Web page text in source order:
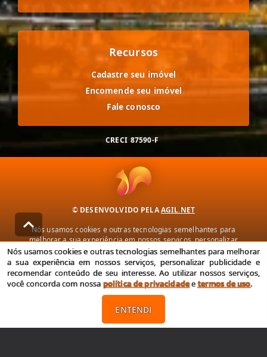
Recursos
Cadastre seu imóvel
Encomende seu imóvel
Fale conosco
CRECI 87590-F
© DESENVOLVIDO PELAAGIL.NET
Nós usamos cookies e outras tecnologias semelhantes para
melhorar a sua experiência em nossos serviços, personalizar
publicidade e recomendar conteúdo de seu interesse. Ao utilizar
nossos serviços, você concorda com nossa política de privacidade e
termos de uso.
Política de Privacidade Termos de uso
Nós usamos cookies e outras tecnologias semelhantes para melhorar
a sua experiência em nossos serviços, personalizar publicidade e
recomendar conteúdo de seu interesse. Ao utilizar nossos serviços,
você concorda com nossa política de privacidadeetermos de uso.
ENTENDI